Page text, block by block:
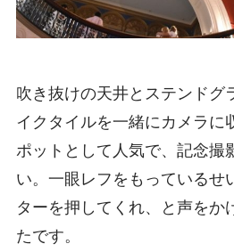
吹き抜けの天井とステンドグ
イクタイルを一緒にカメラに
ポットとして人気で、記念撮
い。一眼レフをもっているせ
ターを押してくれ、と声をか
たです。